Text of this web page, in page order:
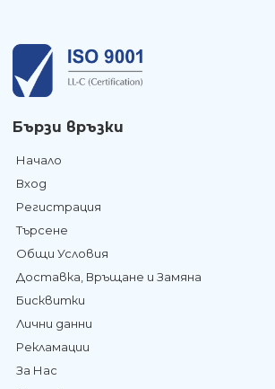
Бързи връзки
Начало
Вход
Регистрация
Търсене
Общи Условия
Доставка, Връщане и Замяна
Бисквитки
Лични данни
Рекламации
За Нас